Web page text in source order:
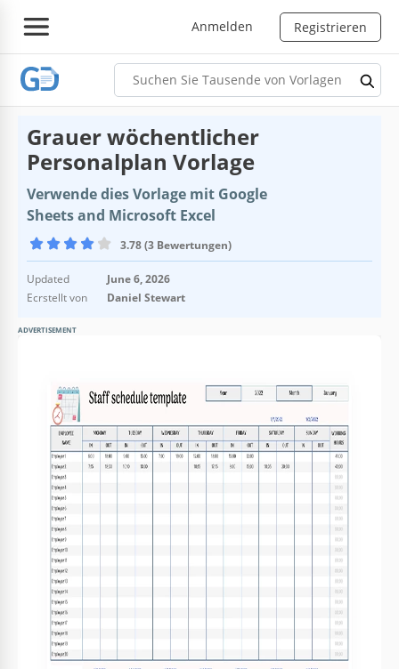
Anmelden Registrieren
Grauer wöchentlicher
Personalplan Vorlage
Verwende dies Vorlage mit Google
Sheets and Microsoft Excel
3.78 (3 Bewertungen)
Updated
June 6, 2026
Ecrstellt von
Daniel Stewart
ADVERTISEMENT